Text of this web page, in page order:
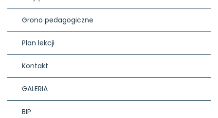
Grono pedagogiczne
Plan lekcji
Kontakt
GALERIA
BIP